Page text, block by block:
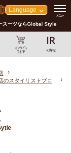
Language
スーツならGlobal Style
のスタイリストブロ